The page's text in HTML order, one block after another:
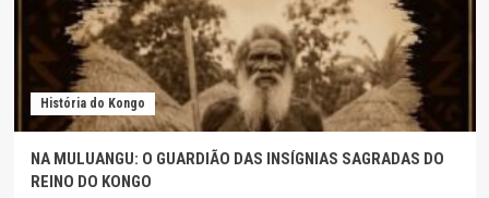
História do Kongo
NA MULUANGU: O GUARDIÃO DAS INSÍGNIAS SAGRADAS DO
REINO DO KONGO